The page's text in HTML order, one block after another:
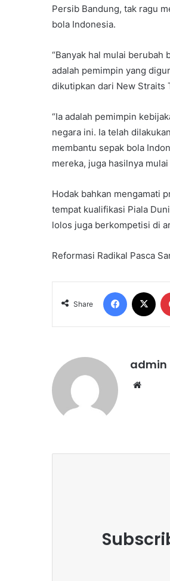
Persib Bandung, tak ragu
bola Indonesia.
“Banyak hal mulai berubah
adalah pemimpin yang
dikutipkan dari New Straits
“Ia adalah pemimpin
negara ini. Ia telah
membantu sepak bola
mereka, juga hasilnya
Hodak bahkan mengamati
tempat kualifikasi Piala
lolos juga berkompetisi di
Reformasi Radikal Pasca
Share
admin